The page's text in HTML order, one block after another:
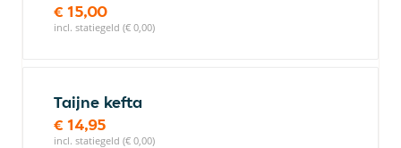
€ 15,00
incl. statiegeld (€ 0,00)
Taijne kefta
€ 14,95
incl. statiegeld (€ 0,00)